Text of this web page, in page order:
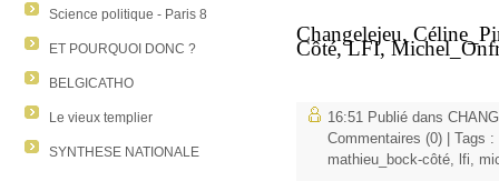
Science politique - Paris 8
ET POURQUOI DONC ?
BELGICATHO
Le vieux templier
SYNTHESE NATIONALE
Changelejeu,
Côté,LFI,
16:51 Publié dans
Commentaires (0) | Tags :
mathieu_bock-côté, lfi,